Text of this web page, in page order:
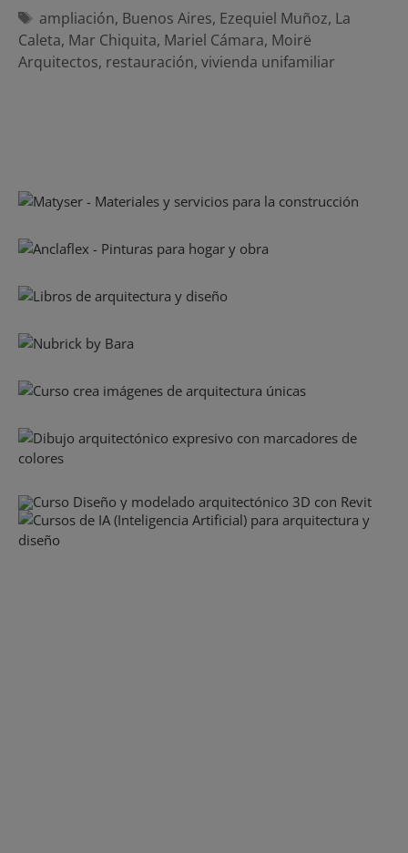
Etiquetas
ampliación, Buenos Aires, Ezequiel Muñoz, La
Caleta, Mar Chiquita, Mariel Cámara, Moirë
Arquitectos, restauración, vivienda unifamiliar